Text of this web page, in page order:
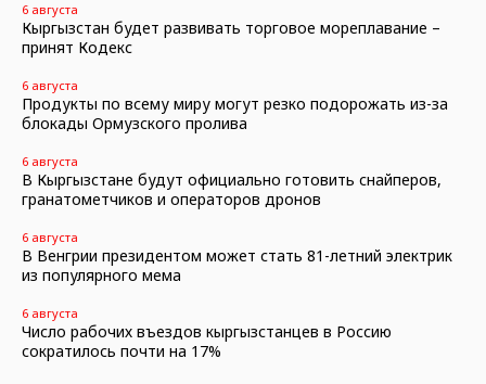
6 августа
Кыргызстан будет развивать торговое мореплавание –
принят Кодекс
6 августа
Продукты по всему миру могут резко подорожать из-за
блокады Ормузского пролива
6 августа
В Кыргызстане будут официально готовить снайперов,
гранатометчиков и операторов дронов
6 августа
В Венгрии президентом может стать 81-летний электрик
из популярного мема
6 августа
Число рабочих въездов кыргызстанцев в Россию
сократилось почти на 17%